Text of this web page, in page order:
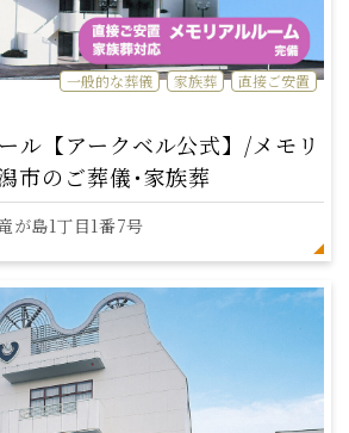
一般的な葬儀 家族葬 直接ご安置
ル【アークベル公式】/メモリ
市のご葬儀･家族葬
が島1丁目1番7号